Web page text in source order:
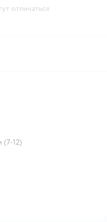
отличаться
(7-12)